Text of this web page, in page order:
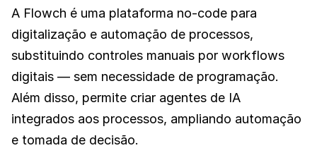
A Flowch é uma plataforma no-code para
digitalização e automação de processos,
substituindo controles manuais por workflows
digitais — sem necessidade de programação.
Além disso, permite criar agentes de IA
integrados aos processos, ampliando automação
e tomada de decisão.